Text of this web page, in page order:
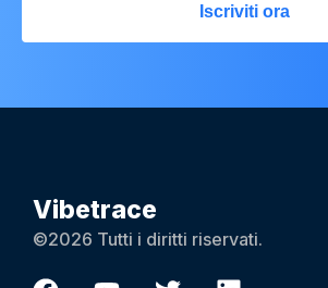
Iscriviti ora
Vibetrace
©2026 Tutti i diritti riservati.